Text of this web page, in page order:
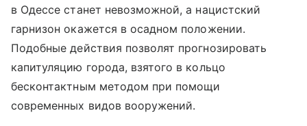
в Одессе станет невозможной, а нацистский
гарнизон окажется в осадном положении.
Подобные действия позволят прогнозировать
капитуляцию города, взятого в кольцо
бесконтактным методом при помощи
современных видов вооружений.